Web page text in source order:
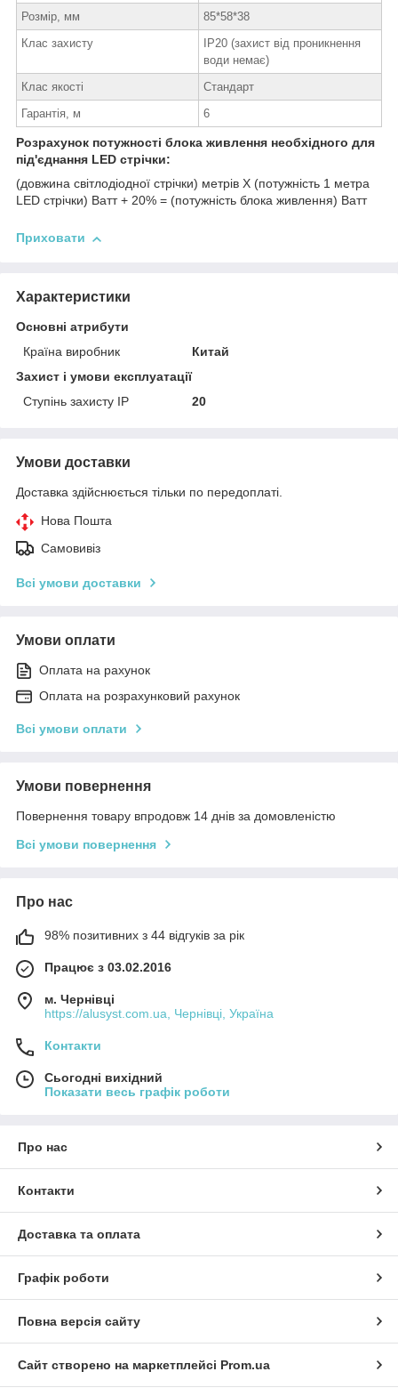
Розмір, мм
85*58*38
Клас захисту
IP20 (захист від проникнення
води немає)
Клас якості
Стандарт
Гарантія, м
6
Розрахунок потужності блока живлення необхідного для
під'єднання LED стрічки:
(довжина світлодіодної стрічки) метрів Х (потужність 1 метра
LED стрічки) Ватт + 20% = (потужність блока живлення) Ватт
Приховати
Характеристики
Основні атрибути
Країна виробник
Китай
Захист і умови експлуатації
Ступінь захисту IP
20
Умови доставки
Доставка здійснюється тільки по передоплаті.
Нова Пошта
Самовивіз
Всі умови доставки
Умови оплати
Оплата на рахунок
Оплата на розрахунковий рахунок
Всі умови оплати
Умови повернення
Повернення товару впродовж 14 днів за домовленістю
Всі умови повернення
Про нас
98% позитивних з 44 відгуків за рік
Працює з 03.02.2016
м. Чернівці
https://alusyst.com.ua, Чернівці, Україна
Контакти
Сьогодні вихідний
Показати весь графік роботи
Про нас
Контакти
Доставка та оплата
Графік роботи
Повна версія сайту
Сайт створено на маркетплейсі Prom.ua